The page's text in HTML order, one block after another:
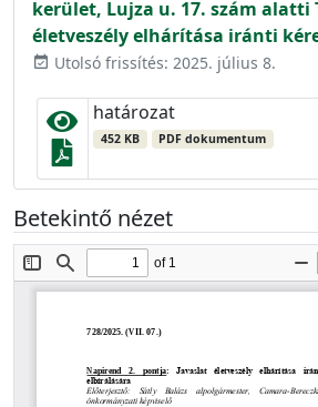
kerület, Lujza u. 17. szám alatti
életveszély elhárítása iránti
event_available Utolsó frissítés: 2025. július 8.
határozat
452 KB PDF dokumentum
Betekintő nézet